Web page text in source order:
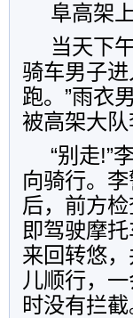
阜高架
当天下
骑车男子
跑。”雨衣
被高架大队
“别走!”
向骑行。
后，前方
即驾驶摩
来回转悠
儿顺行，
时没有拦截